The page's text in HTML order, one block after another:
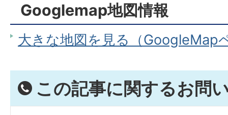
Googlemap地図情報
大きな地図を見る（GoogleMap
この記事に関するお問